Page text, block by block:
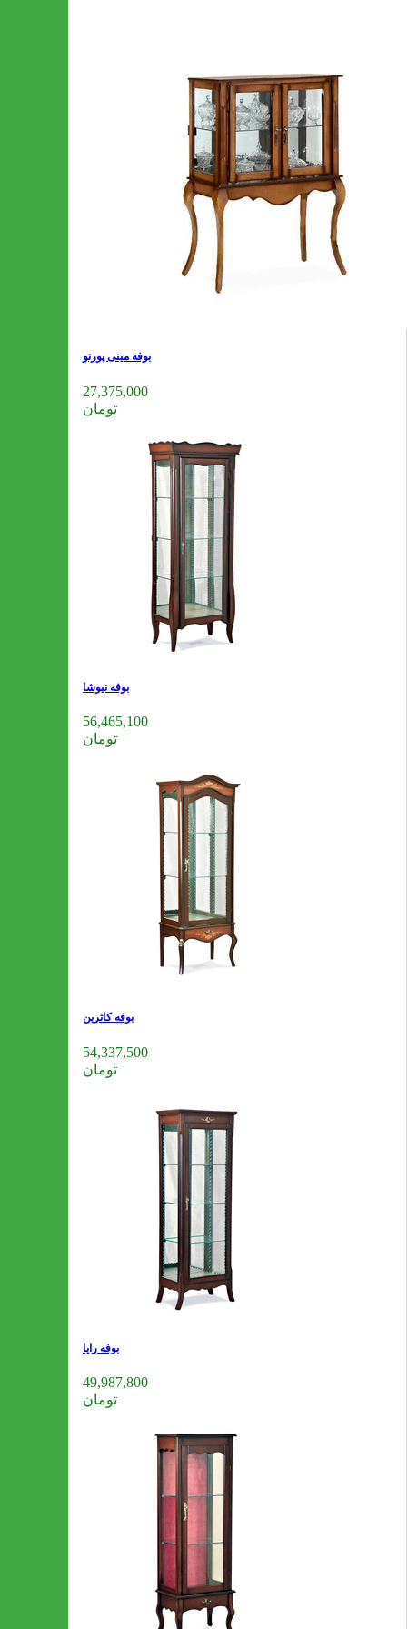
بوفه مینی پورتو
27,375,000
تومان
بوفه نیوشا
56,465,100
تومان
بوفه کاترین
54,337,500
تومان
بوفه رایا
49,987,800
تومان